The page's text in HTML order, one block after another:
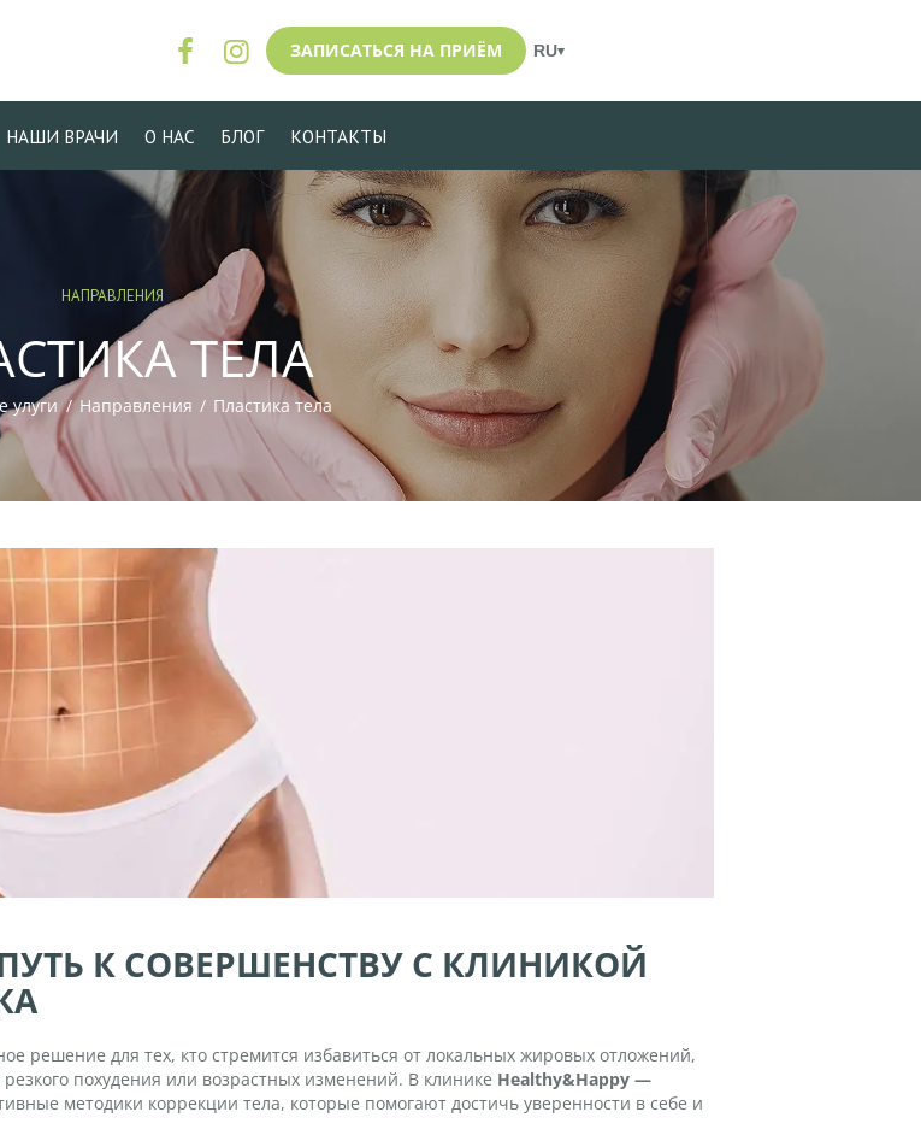
ЗАПИСАТЬСЯ НА ПРИЁМ RU▾
НАШИ ВРАЧИ О НАС БЛОГ КОНТАКТЫ
НАПРАВЛЕНИЯ
ТЕЛА
улуги Направления Пластика тела
К СОВЕРШЕНСТВУ С КЛИНИКОЙ
решение для тех, кто стремится избавиться от локальных жировых отложений,
похудения или возрастных изменений. В клинике Healthy&Happy —
методики коррекции тела, которые помогают достичь уверенности в себе и